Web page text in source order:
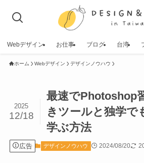
Webデザイン お仕事 ブログ 台湾
ホーム Webデザイン デザインノウハウ
最速でPhotoshop
きツールと独学で
学ぶ方法
2025
12/18
広告 デザインノウハウ 2024/08/20